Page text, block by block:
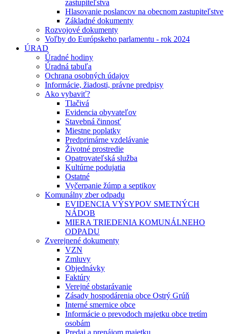
zastupiteľstva
Hlasovanie poslancov na obecnom zastupiteľstve
Základné dokumenty
Rozvojové dokumenty
Voľby do Európskeho parlamentu - rok 2024
ÚRAD
Úradné hodiny
Úradná tabuľa
Ochrana osobných údajov
Informácie, žiadosti, právne predpisy
Ako vybaviť?
Tlačivá
Evidencia obyvateľov
Stavebná činnosť
Miestne poplatky
Predprimárne vzdelávanie
Životné prostredie
Opatrovateľská služba
Kultúrne podujatia
Ostatné
Vyčerpanie žúmp a septikov
Komunálny zber odpadu
EVIDENCIA VÝSYPOV SMETNÝCH
NÁDOB
MIERA TRIEDENIA KOMUNÁLNEHO
ODPADU
Zverejnené dokumenty
VZN
Zmluvy
Objednávky
Faktúry
Verejné obstarávanie
Zásady hospodárenia obce Ostrý Grúň
Interné smernice obce
Informácie o prevodoch majetku obce tretím
osobám
Predaj a prenájom majetku